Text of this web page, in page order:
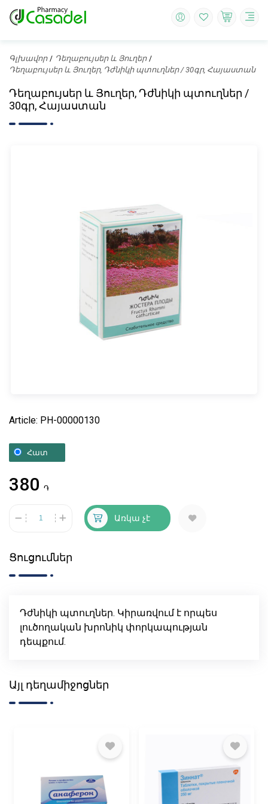
Գլխավոր
Դեղաբույսեր և Յուղեր
Դեղաբույսեր և Յուղեր, Դժնիկի պտուղներ / 30գր, Հայաստան
Դեղաբույսեր և Յուղեր, Դժնիկի պտուղներ /
30գր, Հայաստան
Article: PH-00000130
Հատ
380 ֏
Առկա չէ
Ցուցումներ
Դժնիկի պտուղներ. Կիրառվում է որպես
լուծողական խրոնիկ փորկապության
դեպքում.
Այլ դեղամիջոցներ